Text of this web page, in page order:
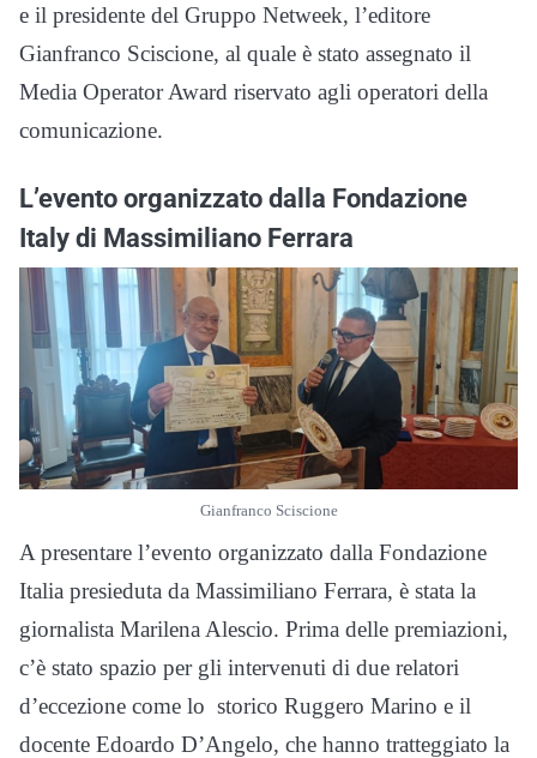
e il presidente del Gruppo Netweek, l’editore
Gianfranco Sciscione, al quale è stato assegnato il
Media Operator Award riservato agli operatori della
comunicazione.
L’evento organizzato dalla Fondazione
Italy di Massimiliano Ferrara
Gianfranco Sciscione
A presentare l’evento organizzato dalla Fondazione
Italia presieduta da Massimiliano Ferrara, è stata la
giornalista Marilena Alescio. Prima delle premiazioni,
c’è stato spazio per gli intervenuti di due relatori
d’eccezione come lo storico Ruggero Marino e il
docente Edoardo D’Angelo, che hanno tratteggiato la